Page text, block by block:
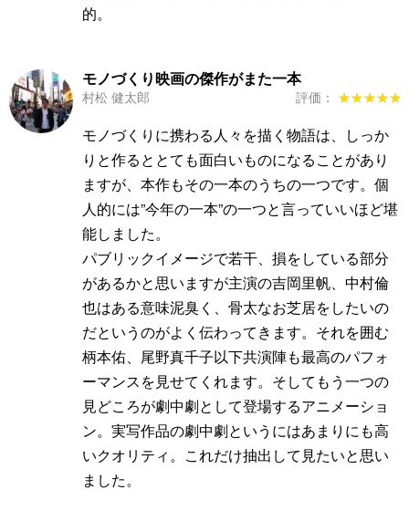
的。
モノづくり映画の傑作がまた一本
村松 健太郎 評価： ★★★★★
★★★★★
モノづくりに携わる人々を描く物語は、しっか
りと作るととても面白いものになることがあり
ますが、本作もその一本のうちの一つです。個
人的には”今年の一本”の一つと言っていいほど堪
能しました。
パブリックイメージで若干、損をしている部分
があるかと思いますが主演の吉岡里帆、中村倫
也はある意味泥臭く、骨太なお芝居をしたいの
だというのがよく伝わってきます。それを囲む
柄本佑、尾野真千子以下共演陣も最高のパフォ
ーマンスを見せてくれます。そしてもう一つの
見どころが劇中劇として登場するアニメーショ
ン。実写作品の劇中劇というにはあまりにも高
いクオリティ。これだけ抽出して見たいと思い
ました。